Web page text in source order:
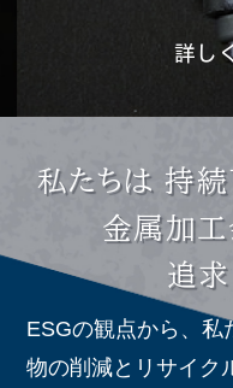
詳し
私たちは 持
金属加工
追求
ESGの観点から、私
物の削減とリサイク